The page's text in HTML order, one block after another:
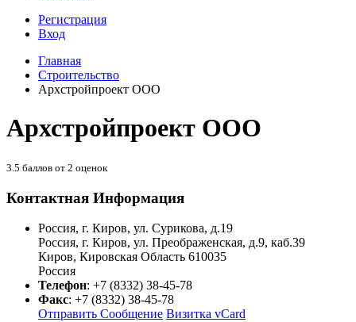
Регистрация
Вход
Главная
Строительство
Архстройпроект ООО
Архстройпроект ООО
3.5 баллов от 2 оценок
Контактная Информация
Россия, г. Киров, ул. Сурикова, д.19
Россия, г. Киров, ул. Преображенская, д.9, каб.39
Киров, Кировская Область 610035
Россия
Телефон: +7 (8332) 38-45-78
Факс: +7 (8332) 38-45-78
Отправить Сообщение Визитка vCard